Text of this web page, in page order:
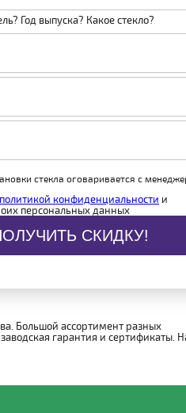
Год выпуска? Какое стекло?
стекла оговаривается с
политикой конфиденциальности и
персональных данных
СКИДКУ!
Большой ассортимент разных
гарантия и сертификаты.